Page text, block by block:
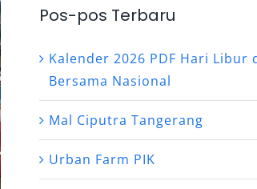
Pos-pos Terbaru
Kalender 2026 PDF Hari Libur
Bersama Nasional
Mal Ciputra Tangerang
Urban Farm PIK